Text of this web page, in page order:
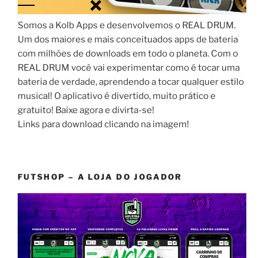
Somos a Kolb Apps e desenvolvemos o REAL DRUM.
Um dos maiores e mais conceituados apps de bateria
com milhões de downloads em todo o planeta. Com o
REAL DRUM você vai experimentar como é tocar uma
bateria de verdade, aprendendo a tocar qualquer estilo
musical! O aplicativo é divertido, muito prático e
gratuito! Baixe agora e divirta-se!
Links para download clicando na imagem!
FUTSHOP – A LOJA DO JOGADOR